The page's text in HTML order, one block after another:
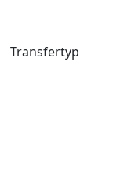
Transfertyp